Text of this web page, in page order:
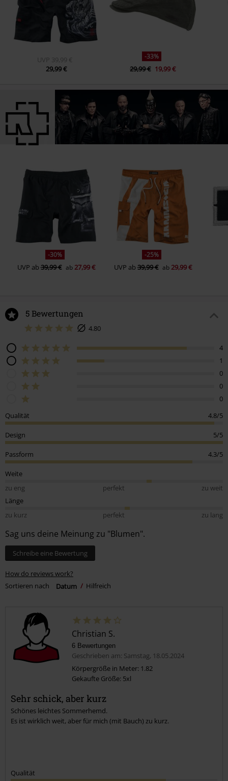
UVP 39,99 €
29,99 €
-33%
29,99 € 19,99 €
-30%
UVP ab39,99 € ab 27,99 €
-25%
UVP ab39,99 € ab 29,99 €
5 Bewertungen
4.80
4
1
0
0
0
Qualität
4.8/5
Design 5/5
Passform 4.3/5
Weite
zu eng
perfekt
zu weit
Länge
zu kurz
perfekt zu lang
Sag uns deine Meinung zu "Blumen".
Schreibe eine Bewertung
How do reviews work?
Sortieren nach
Datum Hilfreich
Christian S.
6 Bewertungen
Geschrieben am: Samstag, 18.05.2024
Körpergröße in Meter: 1.82
Gekaufte Größe: 5xl
Sehr schick, aber kurz
Schönes leichtes Sommerhemd.
Es ist wirklich weit, aber für mich (mit Bauch) zu kurz.
Qualität